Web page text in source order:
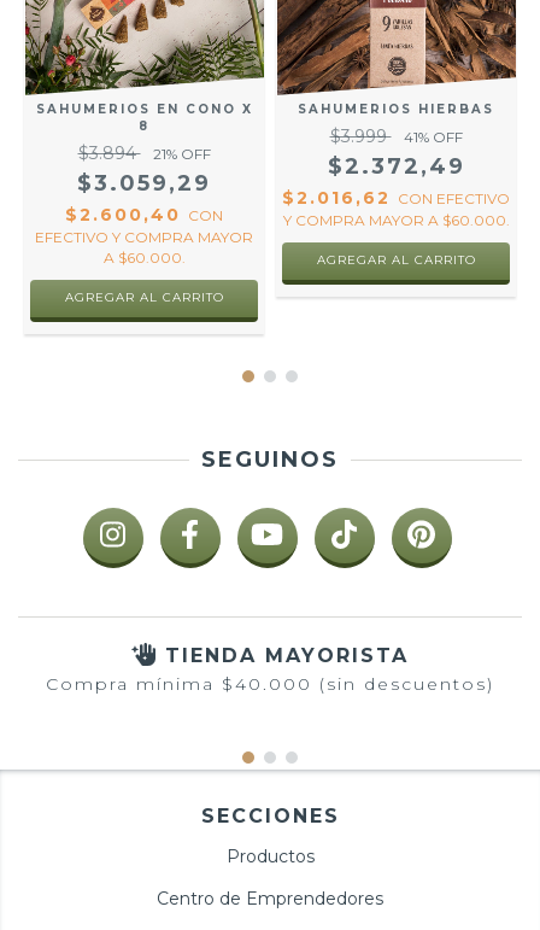
SAHUMERIOS EN CONO X
8
$3.894 21% OFF
$3.059,29
$2.600,40 CON
EFECTIVO Y COMPRA MAYOR
A $60.000.
AGREGAR AL CARRITO
SAHUMERIOS HIERBAS
$3.999 41% OFF
$2.372,49
$2.016,62 CON EFECTIVO
Y COMPRA MAYOR A $60.000.
AGREGAR AL CARRITO
SEGUINOS
TIENDA MAYORISTA
Compra mínima $40.000 (sin descuentos)
SECCIONES
Productos
Centro de Emprendedores